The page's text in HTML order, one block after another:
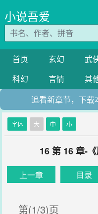
小说吾爱
首页 玄幻 武
科幻
言情 其
追看新章节，下载
字体 大 中 小
16 第 16 章-
上一章 目录
第(1/3)页